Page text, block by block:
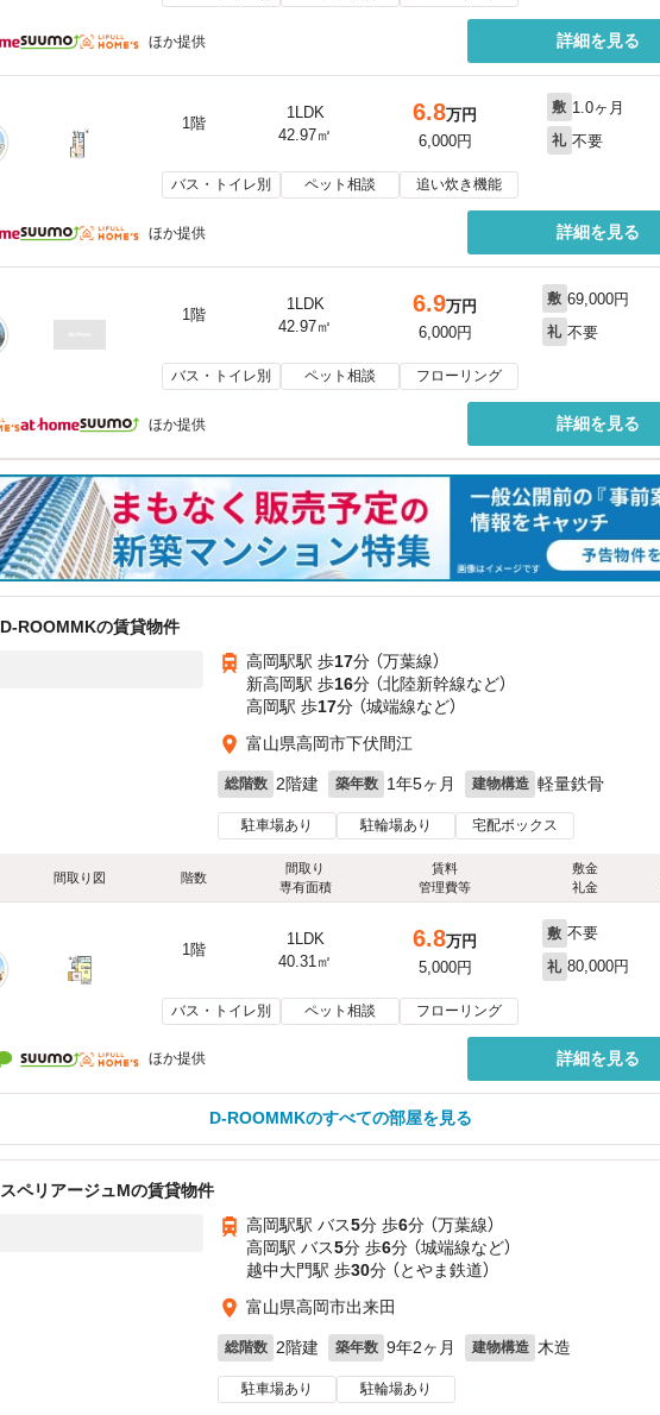
ほか提供 詳細を見る
1階
1LDK
42.97㎡
6.8万円
6,000円
敷 1.0ヶ月
礼 不要
バス・トイレ別 ペット相談 追い炊き機能
ほか提供 詳細を見る
1階
1LDK
42.97㎡
6.9万円
6,000円
敷 69,000円
礼 不要
バス・トイレ別 ペット相談 フローリング
ほか提供 詳細を見る
D-ROOMMKの賃貸物件
高岡駅駅 歩17分 （万葉線）
新高岡駅 歩16分 （北陸新幹線など）
高岡駅 歩17分 （城端線など）
富山県高岡市下伏間江
総階数 2階建 築年数 1年5ヶ月 建物構造 軽量鉄骨
駐車場あり 駐輪場あり 宅配ボックス
間取り図 階数
間取り
専有面積
賃料
管理費等
敷金
礼金
1階
1LDK
40.31㎡
6.8万円
5,000円
敷 不要
礼 80,000円
バス・トイレ別 ペット相談 フローリング
ほか提供 詳細を見る
D-ROOMMKのすべての部屋を見る
スペリアージュMの賃貸物件
高岡駅駅 バス5分 歩6分 （万葉線）
高岡駅 バス5分 歩6分 （城端線など）
越中大門駅 歩30分 （とやま鉄道）
富山県高岡市出来田
総階数 2階建 築年数 9年2ヶ月 建物構造 木造
駐車場あり 駐輪場あり